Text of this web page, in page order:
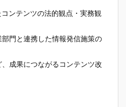
ンテンツの法的観点・実務観
門と連携した情報発信施策の
成果につながるコンテンツ改